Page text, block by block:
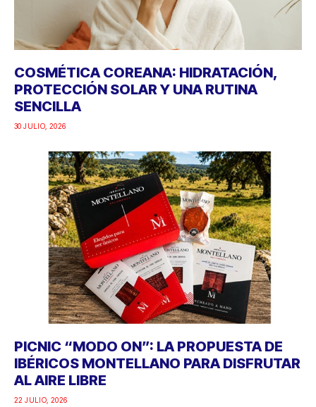
COSMÉTICA COREANA: HIDRATACIÓN,
PROTECCIÓN SOLAR Y UNA RUTINA
SENCILLA
30 JULIO, 2026
PICNIC “MODO ON”: LA PROPUESTA DE
IBÉRICOS MONTELLANO PARA DISFRUTAR
AL AIRE LIBRE
22 JULIO, 2026